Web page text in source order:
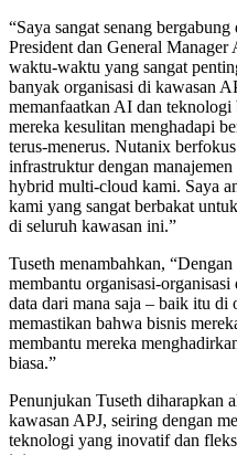
“Saya sangat senang
President dan General
waktu-waktu yang sangat
banyak organisasi di kawasan
memanfaatkan AI dan teknologi
mereka kesulitan menghadapi
terus-menerus. Nutanix
infrastruktur dengan
hybrid multi-cloud kami. Saya
kami yang sangat berbakat
di seluruh kawasan ini.”
Tuseth menambahkan,
membantu organisasi-
data dari mana saja – baik itu di
memastikan bahwa bisnis
membantu mereka
biasa.”
Penunjukan Tuseth diharapkan
kawasan APJ, seiring dengan
teknologi yang inovatif dan